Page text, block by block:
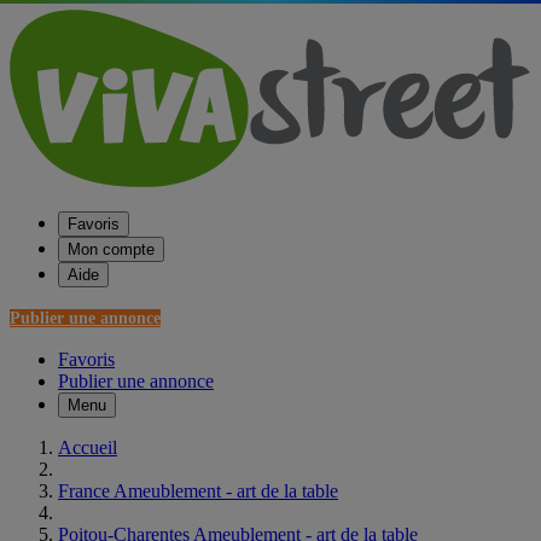
Favoris
Mon compte
Aide
Publier une annonce
Favoris
Publier une annonce
Menu
Accueil
France Ameublement - art de la table
Poitou-Charentes Ameublement - art de la table